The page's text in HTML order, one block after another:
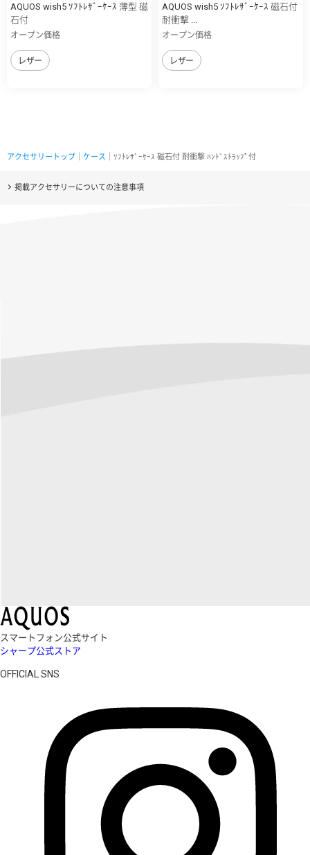
AQUOS wish5 ｿﾌﾄﾚｻﾞｰｹｰｽ 薄型 磁
石付
オープン価格
レザー
AQUOS wish5 ｿﾌﾄﾚｻﾞｰｹｰｽ 磁石付
耐衝撃 ...
オープン価格
レザー
アクセサリートップ ケース ｜ｿﾌﾄﾚｻﾞｰｹｰｽ 磁石付 耐衝撃 ﾊﾝﾄﾞｽﾄﾗｯﾌﾟ付
掲載アクセサリーについての注意事項
スマートフォン公式サイト
シャープ公式ストア
OFFICIAL SNS